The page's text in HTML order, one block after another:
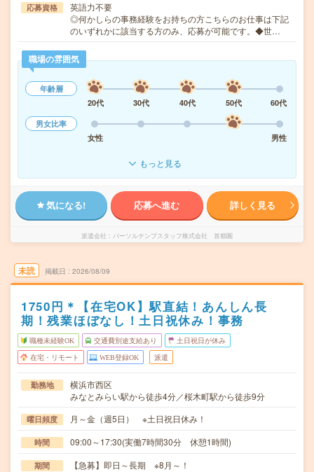
応募資格
英語力不要
◎何かしらの事務経験をお持ちの方こちらのお仕事は下記
のいずれかに該当する方のみ、応募が可能です。◆世…
職場の雰囲気
年齢層
20代
30代 40代 50代
60代
男女比率
女性
男性
もっと見る
気になる! 応募へ進む 詳しく見る
派遣会社 パーソルテンプスタッフ株式会社 首都圏
未読 掲載日 2026/08/09
1750円＊【在宅OK】駅直結！あんしん長
期！残業ほぼなし！土日祝休み！事務
職種未経験OK 交通費別途支給あり 土日祝日が休み
在宅・リモート WEB登録OK 派遣
勤務地
横浜市西区
みなとみらい駅から徒歩4分／桜木町駅から徒歩9分
曜日頻度 月～金（週5日） ※土日祝日休み！
時間 09:00～17:30(実働7時間30分 休憩1時間)
期間 【急募】即日～長期 ※8月～！